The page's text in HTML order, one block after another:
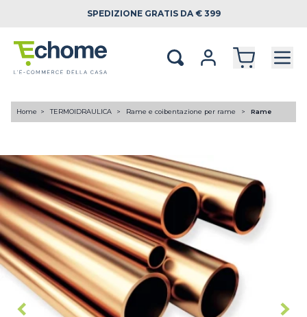
SPEDIZIONE GRATIS DA € 399
Home TERMOIDRAULICA Rame e coibentazione per rame Rame